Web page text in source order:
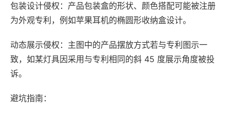
包装设计侵权：产品包装盒的形状、颜色搭配可能被注册
为外观专利，例如苹果耳机的椭圆形收纳盒设计。
动态展示侵权：主图中的产品摆放方式若与专利图示一
致，如某灯具因采用与专利相同的斜 45 度展示角度被投
诉。
避坑指南：